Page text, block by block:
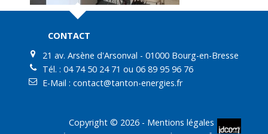
CONTACT
21 av. Arsène d'Arsonval - 01000 Bourg-en-Bresse
Tél. : 04 74 50 24 71 ou 06 89 95 96 76
E-Mail : contact@tanton-energies.fr
Copyright © 2026 - Mentions légales